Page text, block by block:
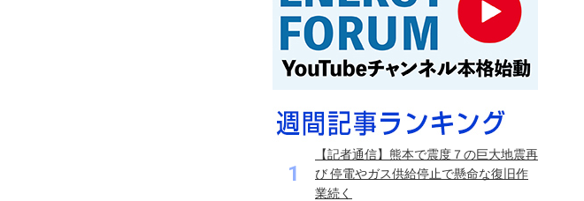
1
【記者通信】熊本で震度７の巨大地震再
び 停電やガス供給停止で懸命な復旧作
業続く